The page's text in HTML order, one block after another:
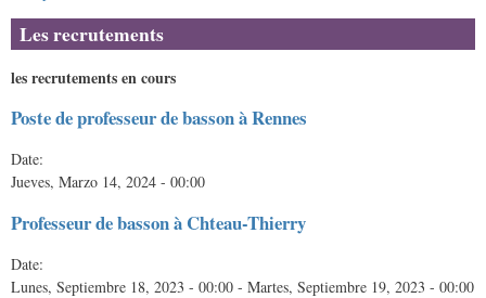
Les recrutements
les recrutements en cours
Poste de professeur de basson à Rennes
Date:
Jueves, Marzo 14, 2024 - 00:00
Professeur de basson à Chteau-Thierry
Date:
Lunes, Septiembre 18, 2023 - 00:00 - Martes, Septiembre 19, 2023 - 00:00